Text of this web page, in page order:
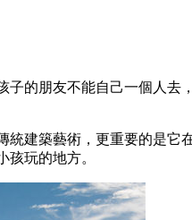
的朋友不能自己一個人
建築藝術，更重要的是
玩的地方。